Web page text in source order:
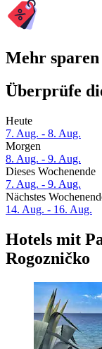
Mehr
Überprüfe
Heute
7. Aug. - 8. Aug.
Morgen
8. Aug. - 9. Aug.
Dieses Wochenende
7. Aug. - 9. Aug.
Nächstes
14. Aug. - 16. Aug.
Hotels mit
Rogozničko